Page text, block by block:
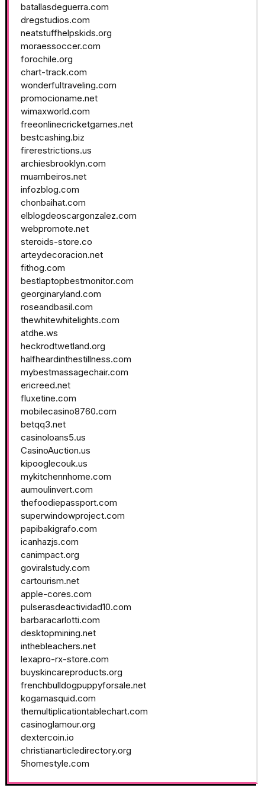
batallasdeguerra.com
dregstudios.com
neatstuffhelpskids.org
moraessoccer.com
forochile.org
chart-track.com
wonderfultraveling.com
promocioname.net
wimaxworld.com
freeonlinecricketgames.net
bestcashing.biz
firerestrictions.us
archiesbrooklyn.com
muambeiros.net
infozblog.com
chonbaihat.com
elblogdeoscargonzalez.com
webpromote.net
steroids-store.co
arteydecoracion.net
fithog.com
bestlaptopbestmonitor.com
georginaryland.com
roseandbasil.com
thewhitewhitelights.com
atdhe.ws
heckrodtwetland.org
halfheardinthestillness.com
mybestmassagechair.com
ericreed.net
fluxetine.com
mobilecasino8760.com
betqq3.net
casinoloans5.us
CasinoAuction.us
kipooglecouk.us
mykitchennhome.com
aumoulinvert.com
thefoodiepassport.com
superwindowproject.com
papibakigrafo.com
icanhazjs.com
canimpact.org
goviralstudy.com
cartourism.net
apple-cores.com
pulserasdeactividad10.com
barbaracarlotti.com
desktopmining.net
inthebleachers.net
lexapro-rx-store.com
buyskincareproducts.org
frenchbulldogpuppyforsale.net
kogamasquid.com
themultiplicationtablechart.com
casinoglamour.org
dextercoin.io
christianarticledirectory.org
5homestyle.com